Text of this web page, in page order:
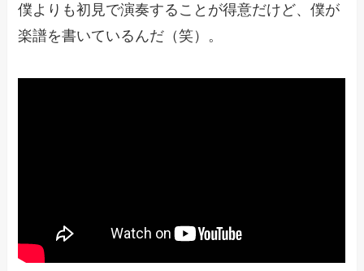
僕よりも初見で演奏することが得意だけど、僕が
楽譜を書いているんだ（笑）。